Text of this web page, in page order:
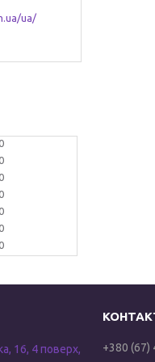
ua/
16, 4 поверх,
+380 (67)